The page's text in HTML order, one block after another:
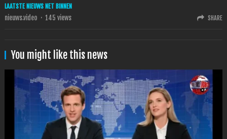
LAATSTE NIEUWS NET BINNEN
nieuws.video · 145 views SHARE
You might like this news